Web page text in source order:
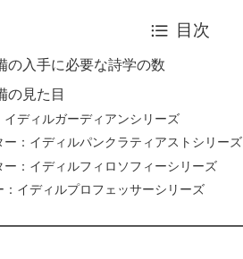
目次
の入手に必要な詩学の数
の見た目
イディルガーディアンシリーズ
ー：イディルパンクラティアストシリーズ
ー：イディルフィロソフィーシリーズ
：イディルプロフェッサーシリーズ